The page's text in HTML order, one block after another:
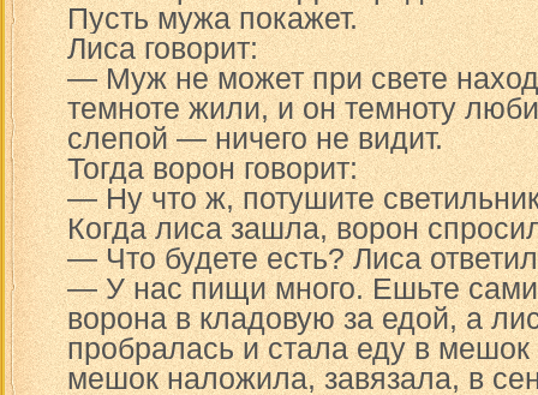
Пусть мужа покажет.
Лиса говорит:
— Муж не может при свете
темноте жили, и он темноту
слепой — ничего не видит.
Тогда ворон говорит:
— Ну что ж, потушите
Когда лиса зашла, ворон
— Что будете есть? Лиса
— У нас пищи много. Ешьте
ворона в кладовую за едой, а
пробралась и стала еду в
мешок наложила, завязала, в